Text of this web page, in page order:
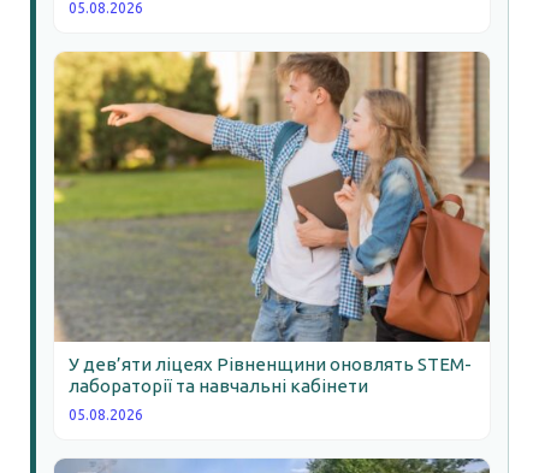
05.08.2026
У дев’яти ліцеях Рівненщини оновлять STEM-
лабораторії та навчальні кабінети
05.08.2026